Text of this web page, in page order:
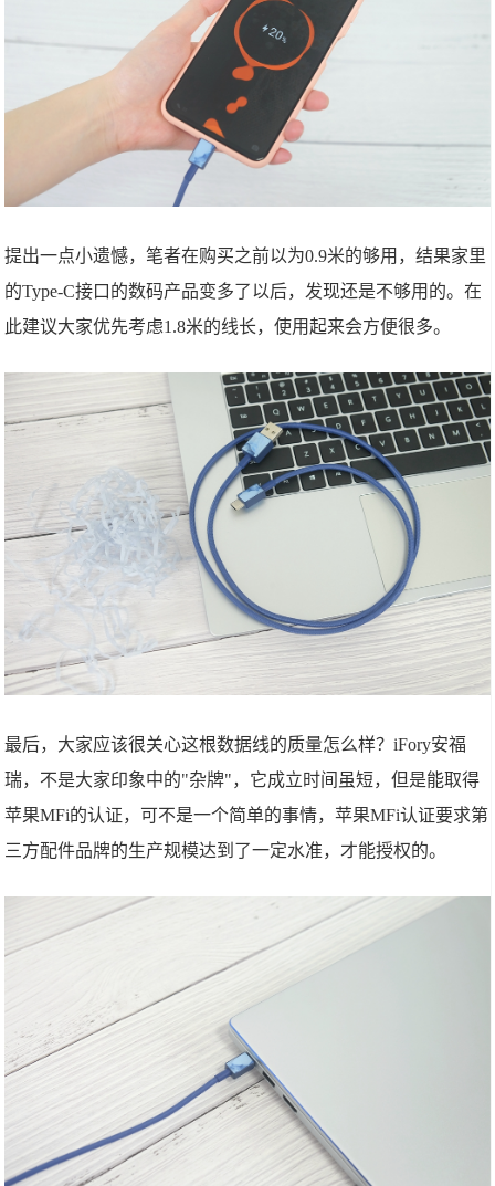
提出一点小遗憾，笔者在购买之前以为0.9米的够用，结果家里
的Type-C接口的数码产品变多了以后，发现还是不够用的。在
此建议大家优先考虑1.8米的线长，使用起来会方便很多。
最后，大家应该很关心这根数据线的质量怎么样？iFory安福
瑞，不是大家印象中的"杂牌"，它成立时间虽短，但是能取得
苹果MFi的认证，可不是一个简单的事情，苹果MFi认证要求第
三方配件品牌的生产规模达到了一定水准，才能授权的。